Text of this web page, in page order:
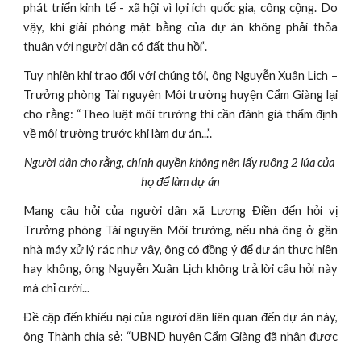
phát triển kinh tế - xã hội vì lợi ích quốc gia, công cộng. Do
vậy, khi giải phóng mặt bằng của dự án không phải thỏa
thuận với người dân có đất thu hồi”.
Tuy nhiên khi trao đổi với chúng tôi, ông Nguyễn Xuân Lịch –
Trưởng phòng Tài nguyên Môi trường huyện Cẩm Giàng lại
cho rằng: “Theo luật môi trường thì cần đánh giá thẩm định
về môi trường trước khi làm dự án...”.
Người dân cho rằng, chính quyền không nên lấy ruộng 2 lúa của
họ để làm dự án
Mang câu hỏi của người dân xã Lương Điền đến hỏi vị
Trưởng phòng Tài nguyên Môi trường, nếu nhà ông ở gần
nhà máy xử lý rác như vậy, ông có đồng ý để dự án thực hiện
hay không, ông Nguyễn Xuân Lịch không trả lời câu hỏi này
mà chỉ cười...
Đề cập đến khiếu nại của người dân liên quan đến dự án này,
ông Thành chia sẻ: “UBND huyện Cẩm Giàng đã nhận được